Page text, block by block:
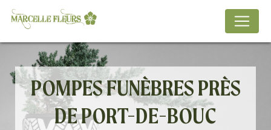
POMPES FUNÈBRES PRÈS
DE PORT-DE-BOUC
Panneau de gestion des cookies